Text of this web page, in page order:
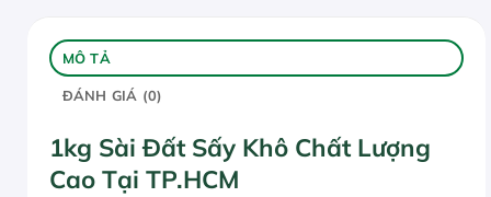
MÔ TẢ
ĐÁNH GIÁ (0)
1kg Sài Đất Sấy Khô Chất Lượng
Cao Tại TP.HCM